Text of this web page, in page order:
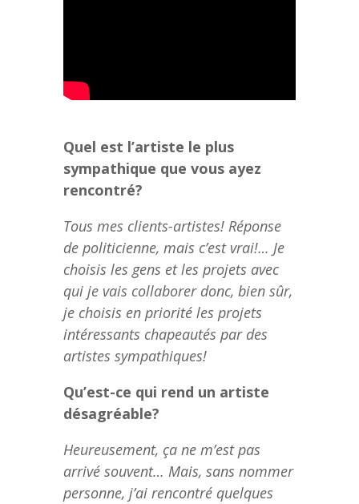
Quel est l’artiste le plus
sympathique que vous ayez
rencontré?
Tous mes clients-artistes! Réponse
de politicienne, mais c’est vrai!… Je
choisis les gens et les projets avec
qui je vais collaborer donc, bien sûr,
je choisis en priorité les projets
intéressants chapeautés par des
artistes sympathiques!
Qu’est-ce qui rend un artiste
désagréable?
Heureusement, ça ne m’est pas
arrivé souvent… Mais, sans nommer
personne, j’ai rencontré quelques